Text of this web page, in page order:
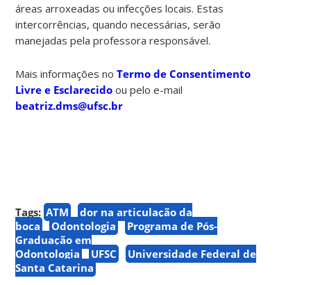
áreas arroxeadas ou infecções locais. Estas
intercorrências, quando necessárias, serão
manejadas pela professora responsável.
Mais informações noTermo de Consentimento
Livre e Esclarecido ou pelo e-mail
beatriz.dms@ufsc.br
Tags: ATM
dor na articulação da
boca
Odontologia
Programa de Pós-
Graduação em
Odontologia
UFSC
Universidade Federal de
Santa Catarina